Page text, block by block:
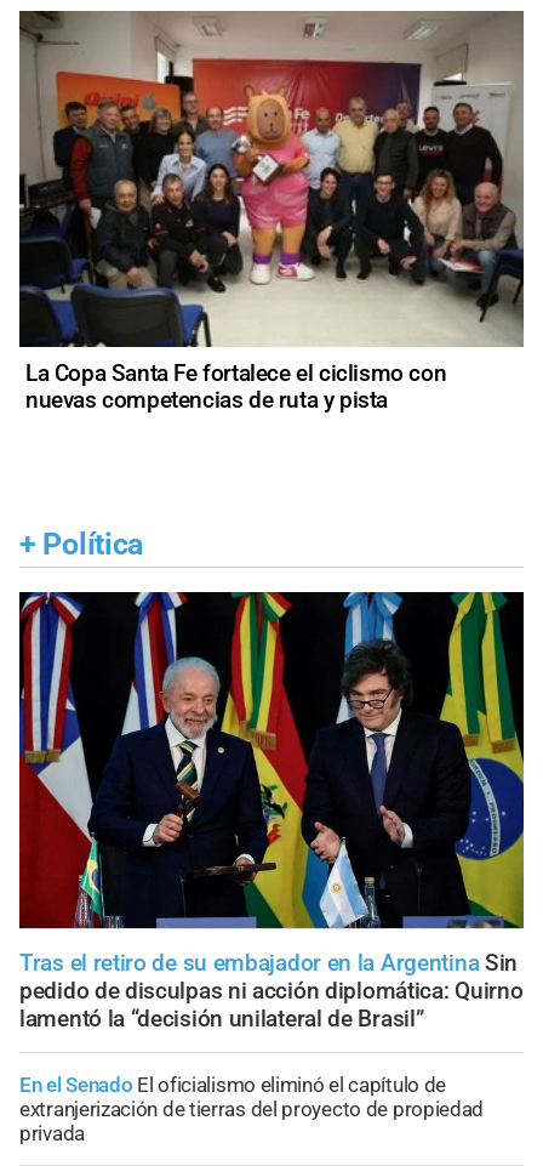
La Copa Santa Fe fortalece el ciclismo con
nuevas competencias de ruta y pista
+ Política
Tras el retiro de su embajador en la Argentina Sin
pedido de disculpas ni acción diplomática: Quirno
lamentó la “decisión unilateral de Brasil”
En el Senado El oficialismo eliminó el capítulo de
extranjerización de tierras del proyecto de propiedad
privada